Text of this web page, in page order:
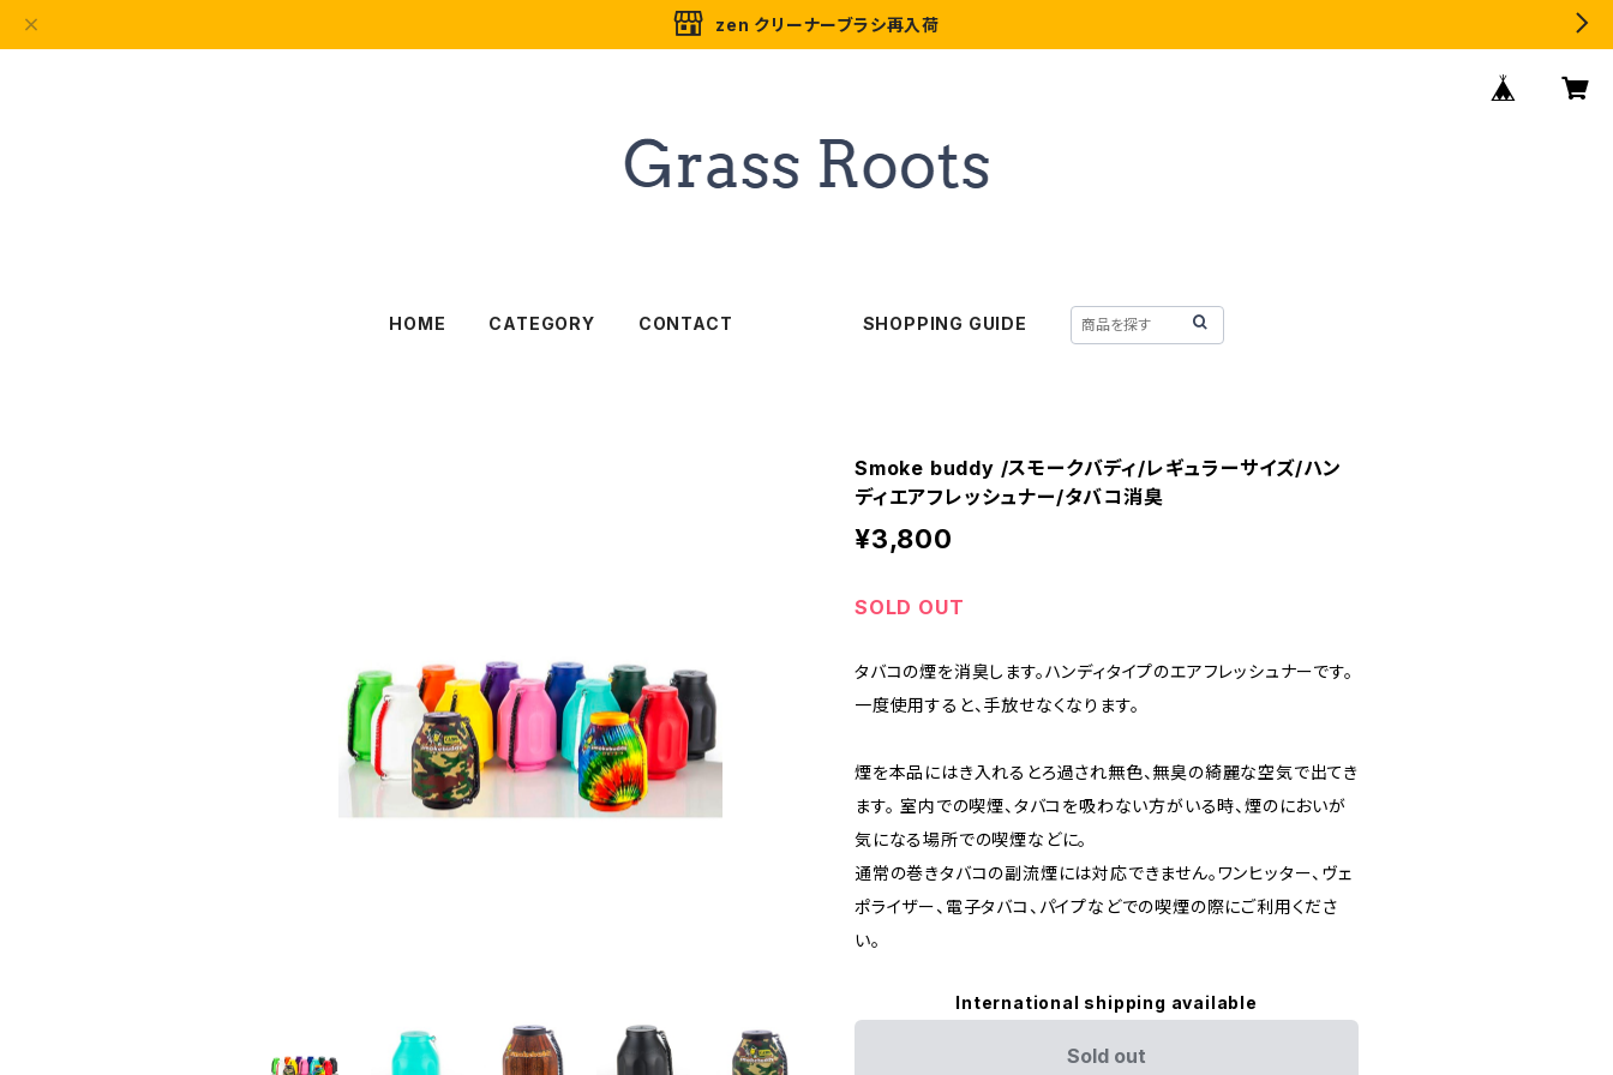
zen クリーナーブラシ再入荷
HOME CATEGORY CONTACT SHOPPING GUIDE
Smoke buddy /スモークバディ/レギュラーサイズ/ハン
ディエアフレッシュナー/タバコ消臭
¥3,800
SOLD OUT
タバコの煙を消臭します。ハンディタイプのエアフレッシュナーです。
一度使用すると、手放せなくなります。
煙を本品にはき入れるとろ過され無色、無臭の綺麗な空気で出てき
ます。 室内での喫煙、タバコを吸わない方がいる時、煙のにおいが
気になる場所での喫煙などに。
通常の巻きタバコの副流煙には対応できません。ワンヒッター、ヴェ
ポライザー、電子タバコ、パイプなどでの喫煙の際にご利用くださ
い。
International shipping available
Sold out